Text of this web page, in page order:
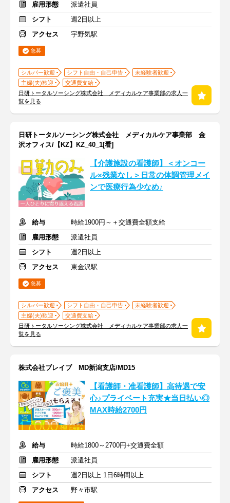
雇用形態
派遣社員
シフト
週2日以上
アクセス
宇野気駅
急募
シルバー歓迎 シフト自由・自己申告
未経験者歓迎
主婦(夫)歓迎
交通費支給
日研トータルソーシング株式会社 メディカルケア事業部の求人一
覧を見る
日研トータルソーシング株式会社 メディカルケア事業部 金
沢オフィス/【KZ】KZ_40_1[看]
【介護施設の看護師】＜オンコー
ル×残業なし＞日常の体調管理メイ
ンで医療行為少なめ♪
給与
時給1900円～＋交通費全額支給
雇用形態
派遣社員
シフト
週2日以上
アクセス
東金沢駅
急募
シルバー歓迎 シフト自由・自己申告
未経験者歓迎
主婦(夫)歓迎
交通費支給
日研トータルソーシング株式会社 メディカルケア事業部の求人一
覧を見る
株式会社ブレイブ MD新潟支店/MD15
【看護師・准看護師】高待遇で安
心♪プライベート充実★当日払い◎
MAX時給2700円
給与
時給1800～2700円+交通費全額
雇用形態
派遣社員
シフト
週2日以上 1日6時間以上
アクセス
野々市駅